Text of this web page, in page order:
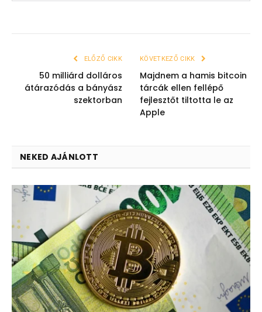
ELŐZŐ CIKK
50 milliárd dolláros
átárazódás a bányász
szektorban
KÖVETKEZŐ CIKK
Majdnem a hamis bitcoin
tárcák ellen fellépő
fejlesztőt tiltotta le az
Apple
NEKED AJÁNLOTT